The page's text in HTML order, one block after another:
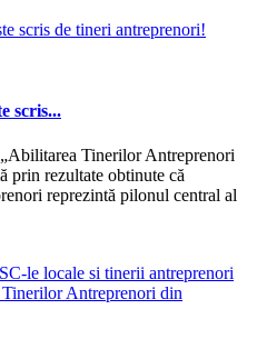
scris...
Tinerilor Antreprenori
prin rezultate obtinute că
reprezintă pilonul central al